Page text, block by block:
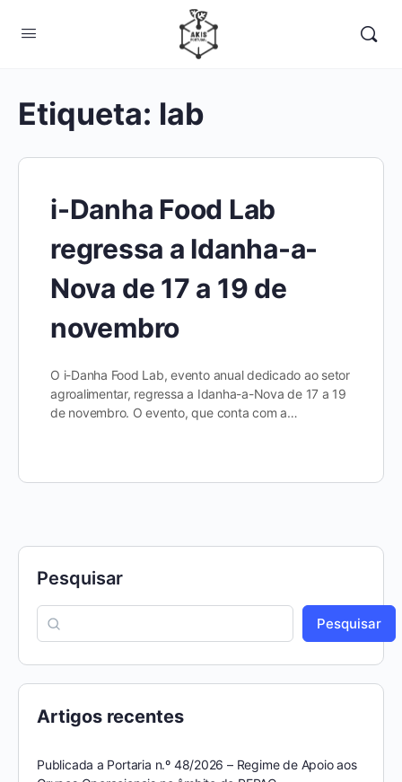
Etiqueta: lab
i-Danha Food Lab
regressa a Idanha-a-
Nova de 17 a 19 de
novembro
O i-Danha Food Lab, evento anual dedicado ao setor
agroalimentar, regressa a Idanha-a-Nova de 17 a 19
de novembro. O evento, que conta com a…
Pesquisar
Pesquisar
Artigos recentes
Publicada a Portaria n.º 48/2026 – Regime de Apoio aos